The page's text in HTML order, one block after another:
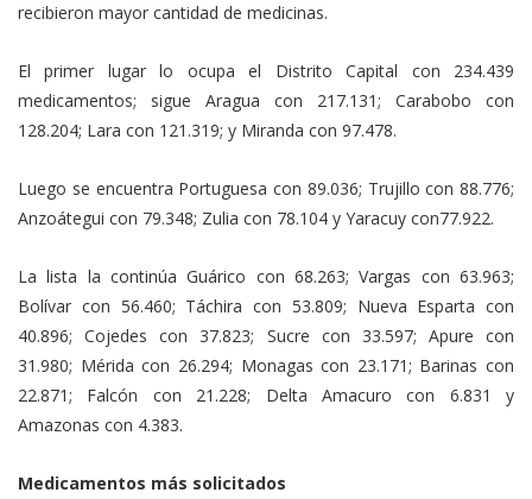
recibieron mayor cantidad de medicinas.
El primer lugar lo ocupa el Distrito Capital con 234.439
medicamentos; sigue Aragua con 217.131; Carabobo con
128.204; Lara con 121.319; y Miranda con 97.478.
Luego se encuentra Portuguesa con 89.036; Trujillo con 88.776;
Anzoátegui con 79.348; Zulia con 78.104 y Yaracuy con77.922.
La lista la continúa Guárico con 68.263; Vargas con 63.963;
Bolívar con 56.460; Táchira con 53.809; Nueva Esparta con
40.896; Cojedes con 37.823; Sucre con 33.597; Apure con
31.980; Mérida con 26.294; Monagas con 23.171; Barinas con
22.871; Falcón con 21.228; Delta Amacuro con 6.831 y
Amazonas con 4.383.
Medicamentos más solicitados